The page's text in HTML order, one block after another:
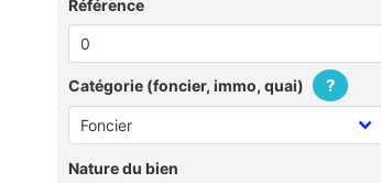
Référence
Catégorie (foncier, immo, quai) ?
Nature du bien